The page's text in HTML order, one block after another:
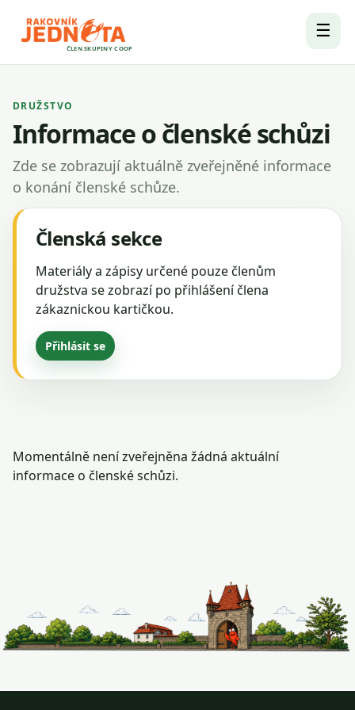
ČLEN SKUPINY COOP
☰
DRUŽSTVO
Informace o členské schůzi
Zde se zobrazují aktuálně zveřejněné informace
o konání členské schůze.
Členská sekce
Materiály a zápisy určené pouze členům
družstva se zobrazí po přihlášení člena
zákaznickou kartičkou.
Přihlásit se
Momentálně není zveřejněna žádná aktuální
informace o členské schůzi.